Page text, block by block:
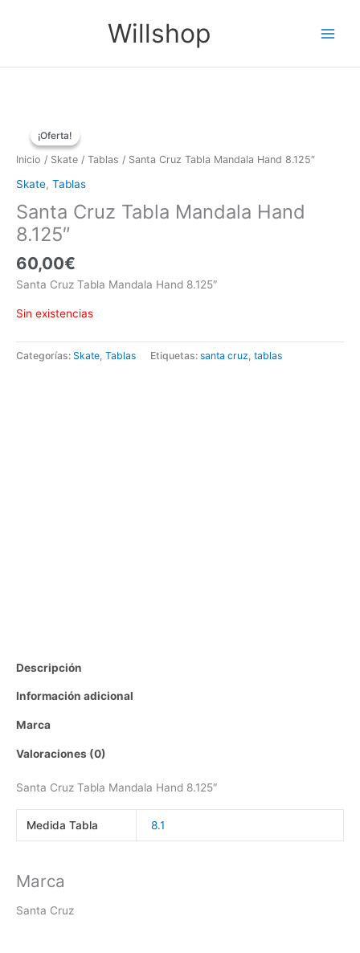
Willshop
Menu
Inicio / Skate / Tablas / Santa Cruz Tabla Mandala Hand 8.125″
Skate, Tablas
Santa Cruz Tabla Mandala Hand
8.125″
60,00€
Santa Cruz Tabla Mandala Hand 8.125″
Sin existencias
Categorías: Skate, Tablas Etiquetas: santa cruz, tablas
Descripción
Información adicional
Marca
Valoraciones (0)
Santa Cruz Tabla Mandala Hand 8.125″
Medida Tabla 8.1
Marca
Santa Cruz
¡Oferta!
¡Oferta!
precio
original
era:
75,00€.
es:
49,90€.